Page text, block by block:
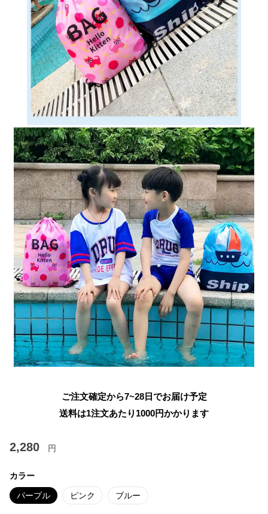
ご注文確定から7~28日でお届け予定
送料は1注文あたり 1000円かかります
2,280 円
カラー
パープル ピンク ブルー